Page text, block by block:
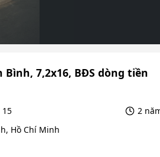
7,2x16, BĐS dòng tiền
15
2
Hồ Chí Minh